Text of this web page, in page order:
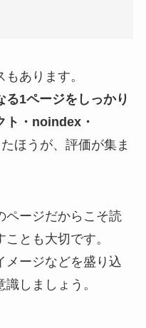
あります。
る1ページをしっかり
ト・noindex・
たほうが、評価が集ま
ページだからこそ読
とも大切です。
メージなどを盛り込
しましょう。